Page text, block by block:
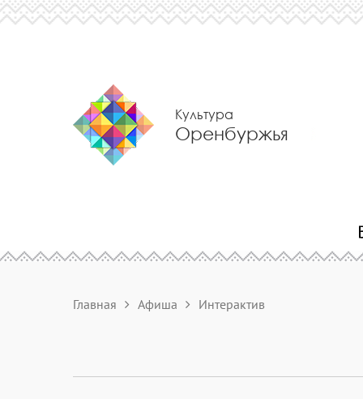
Культура
Оренбуржья
Главная Афиша Интерактив